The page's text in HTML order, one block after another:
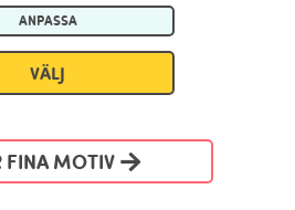
ANPASSA
VÄLJ
FINA MOTIV